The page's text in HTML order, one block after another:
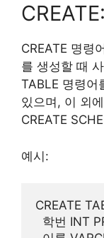
CREATE 명령
를 생성할 때
TABLE 명령어
있으며, 이 외
CREATE
예시:
CREATE
학번 INT